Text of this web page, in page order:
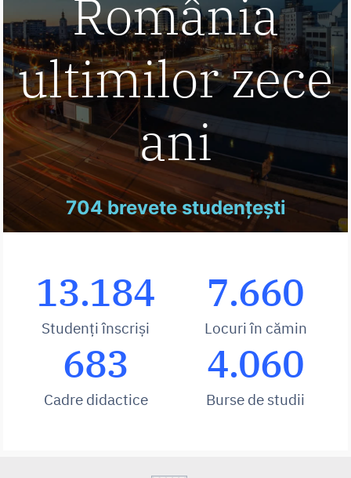
România
ultimilor zece
ani
704 brevete studențești
13.184
Studenți înscriși
7.660
Locuri în cămin
683
Cadre didactice
4.060
Burse de studii